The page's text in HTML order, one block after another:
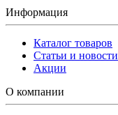
Информация
Каталог товаров
Статьи и новости
Акции
О компании